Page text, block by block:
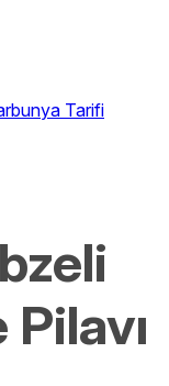
Tarifi